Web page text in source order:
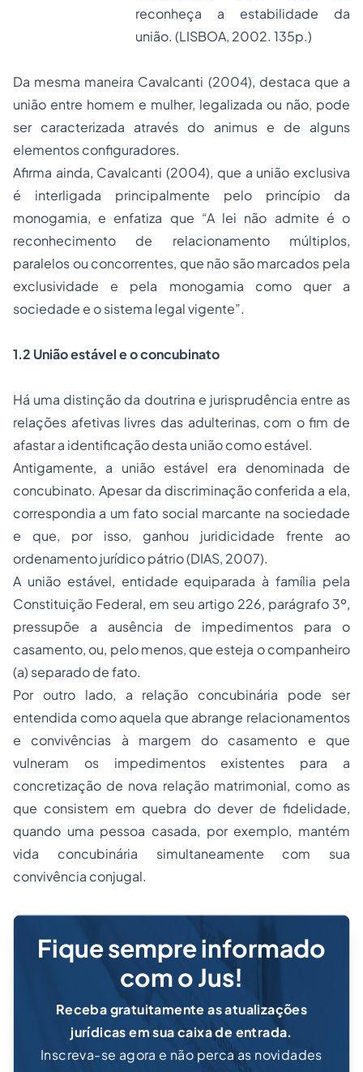
reconheça a estabilidade da
união. (LISBOA, 2002. 135p.)
Da mesma maneira Cavalcanti (2004), destaca que a
união entre homem e mulher, legalizada ou não, pode
ser caracterizada através do animus e de alguns
elementos configuradores.
Afirma ainda, Cavalcanti (2004), que a união exclusiva
é interligada principalmente pelo princípio da
monogamia, e enfatiza que “A lei não admite é o
reconhecimento de relacionamento múltiplos,
paralelos ou concorrentes, que não são marcados pela
exclusividade e pela monogamia como quer a
sociedade e o sistema legal vigente”.
1.2 União estável e o concubinato
Há uma distinção da doutrina e jurisprudência entre as
relações afetivas livres das adulterinas, com o fim de
afastar a identificação desta união como estável.
Antigamente, a união estável era denominada de
concubinato. Apesar da discriminação conferida a ela,
correspondia a um fato social marcante na sociedade
e que, por isso, ganhou juridicidade frente ao
ordenamento jurídico pátrio (DIAS, 2007).
A união estável, entidade equiparada à família pela
Constituição Federal, em seu artigo 226, parágrafo 3º,
pressupõe a ausência de impedimentos para o
casamento, ou, pelo menos, que esteja o companheiro
(a) separado de fato.
Por outro lado, a relação concubinária pode ser
entendida como aquela que abrange relacionamentos
e convivências à margem do casamento e que
vulneram os impedimentos existentes para a
concretização de nova relação matrimonial, como as
que consistem em quebra do dever de fidelidade,
quando uma pessoa casada, por exemplo, mantém
vida concubinária simultaneamente com sua
convivência conjugal.
Fique sempre informado
com o Jus!
Receba gratuitamente as atualizações
jurídicas em sua caixa de entrada.
Inscreva-se agora e não perca as novidades